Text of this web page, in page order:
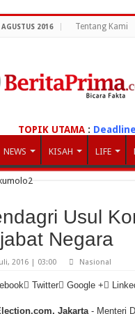
AGUSTUS 2016 Tentang Kami
TOPIK UTAMA:
NEWS KISAH LIFE
Usul
Negara
2016 | 03:00 Nasional
Twitter Google +
Jakarta- Menteri